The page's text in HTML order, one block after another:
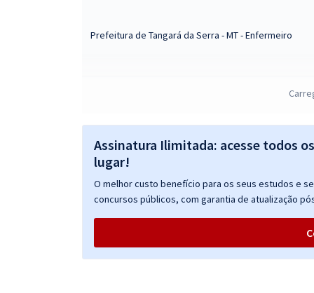
Prefeitura de Tangará da Serra - MT - Enfermeiro
Apoio Infantil
Prefeitura de Tangará da Serra - MT -
Conhecimentos Básicos Comuns aos Cargos de
Assinatura Ilimitada: acesse todos
lugar!
O melhor custo benefício para os seus estudos e
concursos públicos, com garantia de atualização